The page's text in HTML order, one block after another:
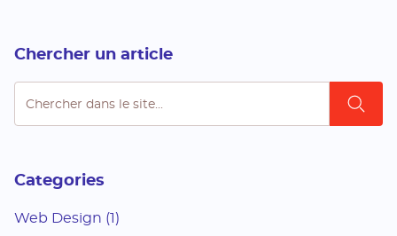
Chercher un article
Categories
Web Design (1)